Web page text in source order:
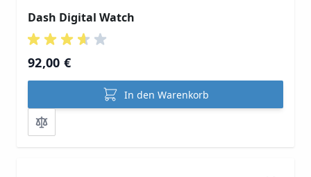
Dash Digital Watch
92,00 €
In den Warenkorb